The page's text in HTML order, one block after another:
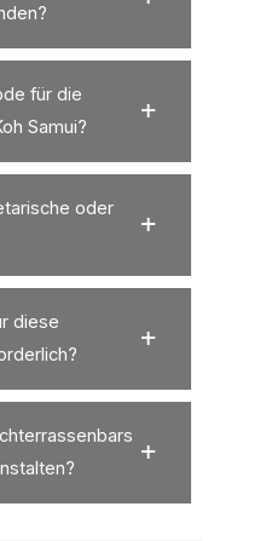
für die
Samui?
oder
diese